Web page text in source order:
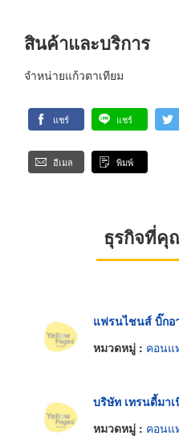
สินค้าและบริการ
จำหน่ายแก้วตาเทียม
แชร์ แชร์
อีเมล พิมพ์
ธุรกิจที่คุ
แฟรนไชนส์ บิ๊กอ
หมวดหมู่ : คอนแ
บริษัท เทรนดี้มา
หมวดหมู่ : คอนแ